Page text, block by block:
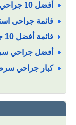
أفضل 10 جراحي سرطان المبيض في الهند
قائمة جراحي
قائمة أفضل 10 جراحي زراعة كبد في الهند
أفضل جراحي
كبار جراحي